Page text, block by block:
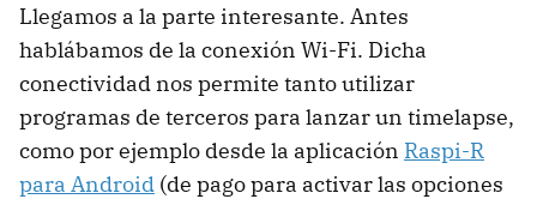
Llegamos a la parte interesante. Antes
hablábamos de la conexión Wi-Fi. Dicha
conectividad nos permite tanto utilizar
programas de terceros para lanzar un timelapse,
como por ejemplo desde la aplicación Raspi-R
para Android (de pago para activar las opciones